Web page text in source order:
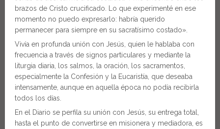
brazos de Cristo crucificado. Lo que experimenté en ese
momento no puedo expresarlo: habría querido
permanecer para siempre en su sacratísimo costado».
Vivía en profunda unión con Jesús, quien le hablaba con
frecuencia a través de signos particulares y mediante la
liturgia diaria, los salmos, la oración, los sacramentos,
especialmente la Confesión y la Eucaristía, que deseaba
intensamente, aunque en aquella época no podía recibirla
todos los días.
En el Diario se perfila su unión con Jesús, su entrega total,
hasta el punto de convertirse en misionera y mediadora, es